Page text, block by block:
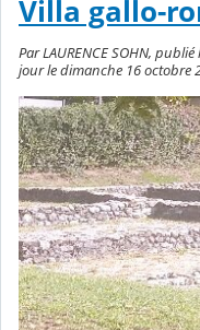
Villa gallo-
Par LAURENCE SOHN,
jour le dimanche 16 octobre